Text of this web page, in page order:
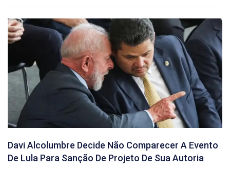
Davi Alcolumbre Decide Não Comparecer A Evento
De Lula Para Sanção De Projeto De Sua Autoria